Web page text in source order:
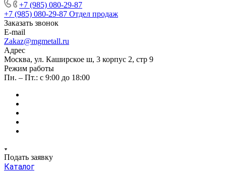
+7 (985) 080-29-87
+7 (985) 080-29-87 Отдел продаж
Заказать звонок
E-mail
Zakaz@mgmetall.ru
Адрес
Москва, ул. Каширское ш, 3 корпус 2, стр 9
Режим работы
Пн. – Пт.: с 9:00 до 18:00
Подать заявку
Каталог